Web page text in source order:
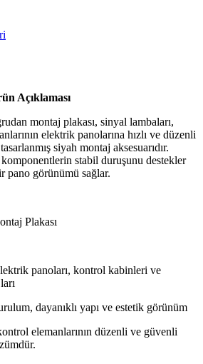
Açıklaması
montaj plakası, sinyal lambaları,
elektrik panolarına hızlı ve düzenli
siyah montaj aksesuarıdır.
komponentlerin stabil duruşunu destekler
pano görünümü sağlar.
Plakası
panoları, kontrol kabinleri ve
dayanıklı yapı ve estetik görünüm
elemanlarının düzenli ve güvenli